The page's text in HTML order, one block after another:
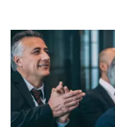
Scopri di più